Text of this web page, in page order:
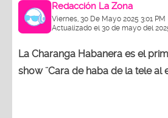
Redacción La Zona
Viernes, 30 De Mayo 2025 3:01 PM
Actualizado el 30 de mayo del
La Charanga Habanera es el
show ¨Cara de haba de la tele al